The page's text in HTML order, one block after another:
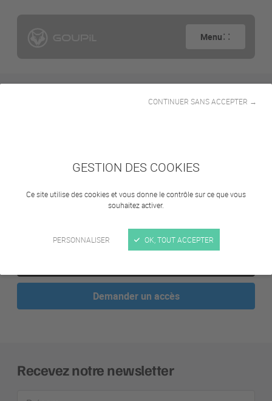
GESTION DES COOKIES
Ce site utilise des cookies et vous donne le contrôle sur ce que vous
souhaitez activer.
PERSONNALISER
CONTINUER SANS ACCEPTER →
OK, TOUT ACCEPTER
Menu
G2
Demander un accès
Recevez notre newsletter
Prénom